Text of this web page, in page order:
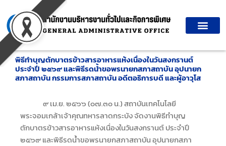
content
พิธีทำบุญตักบาตรข้าวสารอาหารแห้งเนื่องในวันสงกรานต์
ประจำปี ๒๕๖๙ และพิธีรดน้ำขอพรนายกสภาสถาบัน อุปนายก
สภาสถาบัน กรรมการสภาสถาบัน อดีตอธิการบดี และผู้อาวุโส
๙ เม.ย. ๒๕๖๖ (๐๗.๓๐ น.) สถาบันเทคโนโลยี
พระจอมเกล้าเจ้าคุณทหารลาดกระบัง จัดงานพิธีทำบุญ
ตักบาตรข้าวสารอาหารแห้งเนื่องในวันสงกรานต์ ประจำปี
๒๕๖๙ และพิธีรดน้ำขอพรนายกสภาสถาบัน อุปนายกสภา